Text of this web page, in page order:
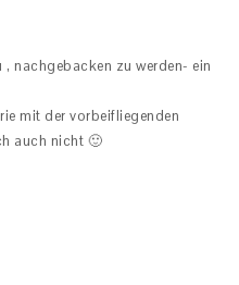
nachgebacken zu werden- ein
mit der vorbeifliegenden
auch nicht 🙂